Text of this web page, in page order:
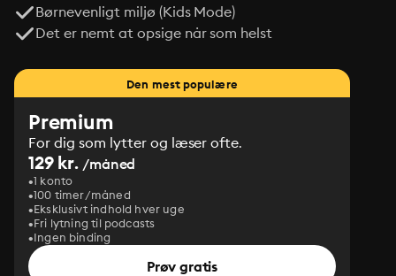
Børnevenligt miljø (Kids Mode)
Det er nemt at opsige når som helst
Den mest populære
Premium
For dig som lytter og læser ofte.
129 kr. /måned
1 konto
100 timer/måned
Eksklusivt indhold hver uge
Fri lytning til podcasts
Ingen binding
Prøv gratis